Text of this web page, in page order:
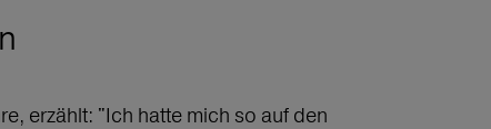
erzählt: "Ich hatte mich so auf den